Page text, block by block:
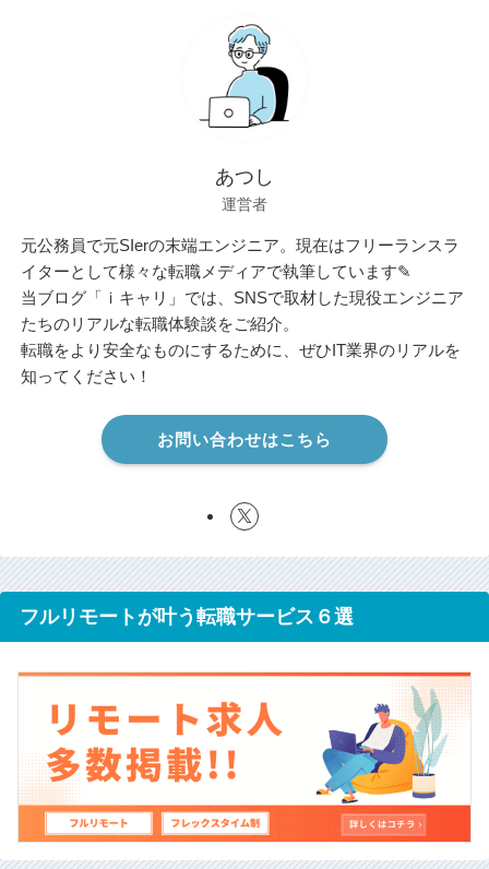
あつし
運営者
元公務員で元SIerの末端エンジニア。現在はフリーランスラ
イターとして様々な転職メディアで執筆しています✎
当ブログ「ｉキャリ」では、SNSで取材した現役エンジニア
たちのリアルな転職体験談をご紹介。
転職をより安全なものにするために、ぜひIT業界のリアルを
知ってください！
お問い合わせはこちら
フルリモートが叶う転職サービス６選